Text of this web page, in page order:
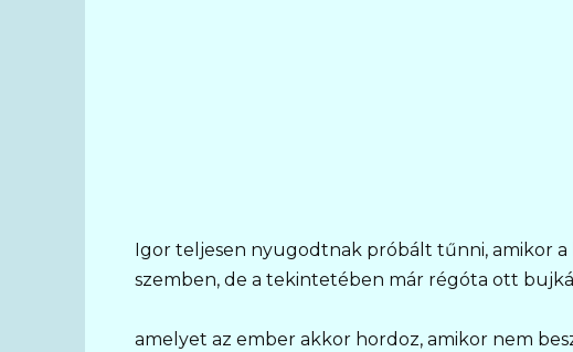
Igor teljesen nyugodtnak próbált tűnni, amikor a
szemben, de a tekintetében már régóta ott
amelyet az ember akkor hordoz, amikor nem